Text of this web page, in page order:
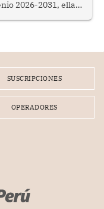
2026-2031, ellas
SUSCRIPCIONES
OPERADORES